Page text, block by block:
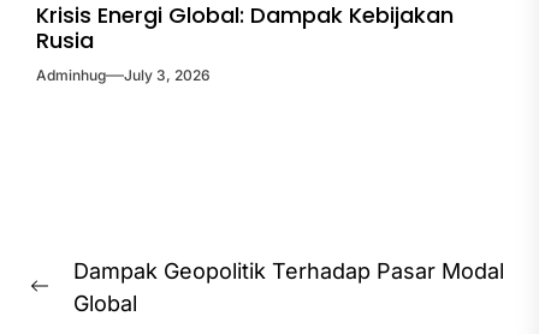
Krisis Energi Global: Dampak Kebijakan
Rusia
Adminhug July 3, 2026
Post
navigation
Previous
Dampak Geopolitik Terhadap Pasar Modal
Global